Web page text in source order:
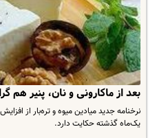
بعد از ماکارونی و نان، پنیر هم
نرخنامه جدید میادین میوه و تره‌بار از
یک‌ماه گذشته حکایت دارد.